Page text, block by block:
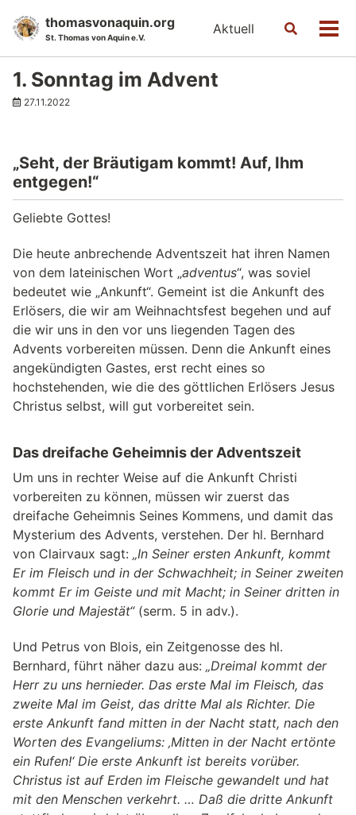
thomasvonaquin.org
St. Thomas von Aquin e.V.
Aktuell
Toggle
1. Sonntag im Advent
27.11.2022
„Seht, der Bräutigam kommt! Auf, Ihm
entgegen!“
Geliebte Gottes!
Die heute anbrechende Adventszeit hat ihren Namen
von dem lateinischen Wort „adventus“, was soviel
bedeutet wie „Ankunft“. Gemeint ist die Ankunft des
Erlösers, die wir am Weihnachtsfest begehen und auf
die wir uns in den vor uns liegenden Tagen des
Advents vorbereiten müssen. Denn die Ankunft eines
angekündigten Gastes, erst recht eines so
hochstehenden, wie die des göttlichen Erlösers Jesus
Christus selbst, will gut vorbereitet sein.
Das dreifache Geheimnis der Adventszeit
Um uns in rechter Weise auf die Ankunft Christi
vorbereiten zu können, müssen wir zuerst das
dreifache Geheimnis Seines Kommens, und damit das
Mysterium des Advents, verstehen. Der hl. Bernhard
von Clairvaux sagt: „In Seiner ersten Ankunft, kommt
Er im Fleisch und in der Schwachheit; in Seiner zweiten
kommt Er im Geiste und mit Macht; in Seiner dritten in
Glorie und Majestät“(serm. 5 in adv.).
Und Petrus von Blois, ein Zeitgenosse des hl.
Bernhard, führt näher dazu aus: „Dreimal kommt der
Herr zu uns hernieder. Das erste Mal im Fleisch, das
zweite Mal im Geist, das dritte Mal als Richter. Die
erste Ankunft fand mitten in der Nacht statt, nach den
Worten des Evangeliums: ‚Mitten in der Nacht ertönte
ein Rufen!‘ Die erste Ankunft ist bereits vorüber.
Christus ist auf Erden im Fleische gewandelt und hat
mit den Menschen verkehrt. … Daß die dritte Ankunft